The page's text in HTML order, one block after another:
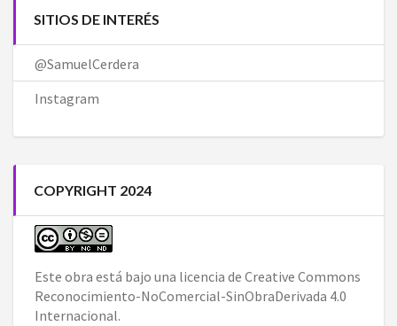
SITIOS DE INTERÉS
@SamuelCerdera
Instagram
COPYRIGHT 2024
Este obra está bajo una licencia de Creative Commons
Reconocimiento-NoComercial-SinObraDerivada 4.0
Internacional.